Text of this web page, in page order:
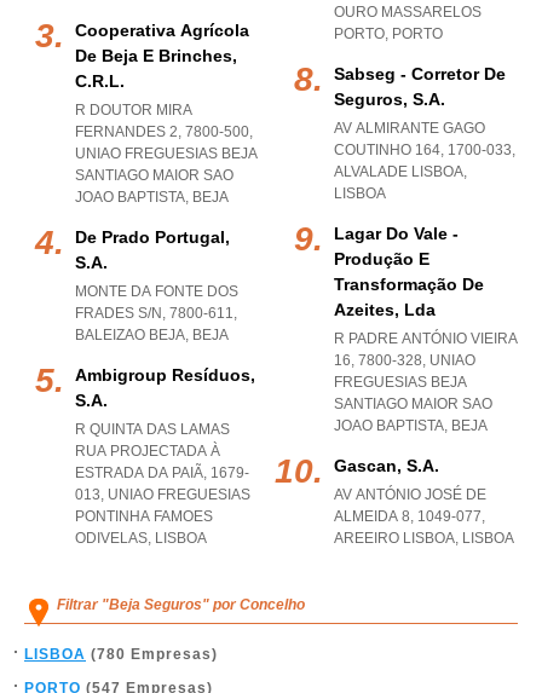
Cooperativa Agrícola
De Beja E Brinches,
C.r.l.
R DOUTOR MIRA
FERNANDES 2, 7800-500,
UNIAO FREGUESIAS BEJA
SANTIAGO MAIOR SAO
JOAO BAPTISTA, BEJA
De Prado Portugal,
S.a.
MONTE DA FONTE DOS
FRADES S/N, 7800-611,
BALEIZAO BEJA, BEJA
Ambigroup Resíduos,
S.a.
R QUINTA DAS LAMAS
RUA PROJECTADA À
ESTRADA DA PAIÃ, 1679-
013, UNIAO FREGUESIAS
PONTINHA FAMOES
ODIVELAS, LISBOA
OURO MASSARELOS
PORTO, PORTO
Sabseg - Corretor De
Seguros, S.a.
AV ALMIRANTE GAGO
COUTINHO 164, 1700-033,
ALVALADE LISBOA,
LISBOA
Lagar Do Vale -
Produção E
Transformação De
Azeites, Lda
R PADRE ANTÓNIO VIEIRA
16, 7800-328, UNIAO
FREGUESIAS BEJA
SANTIAGO MAIOR SAO
JOAO BAPTISTA, BEJA
Gascan, S.a.
AV ANTÓNIO JOSÉ DE
ALMEIDA 8, 1049-077,
AREEIRO LISBOA, LISBOA
Filtrar "Beja Seguros" por Concelho
LISBOA (780 Empresas)
PORTO (547 Empresas)